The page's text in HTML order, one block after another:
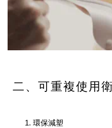
二、可重複使用
環保減塑